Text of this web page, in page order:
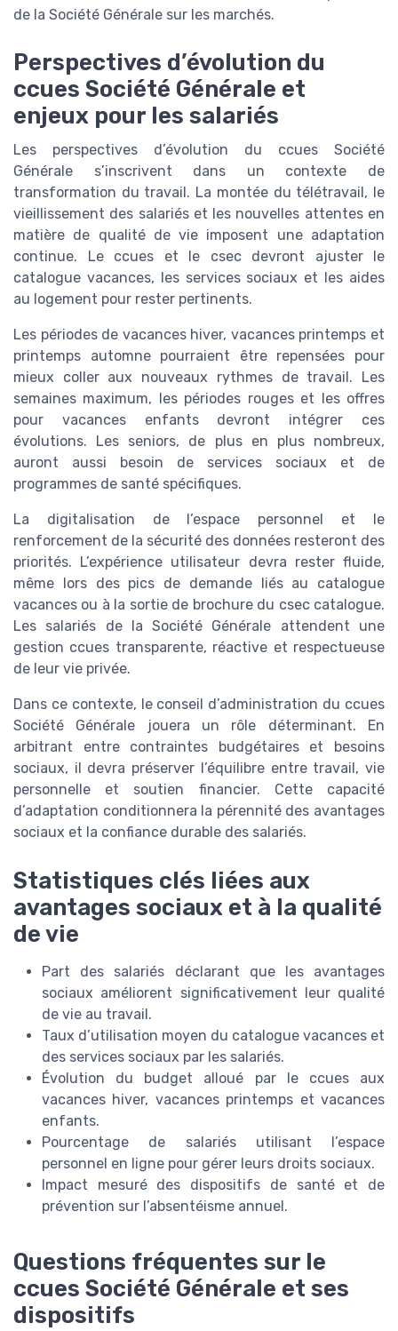
de la Société Générale sur les marchés.
Perspectives d’évolution du
ccues Société Générale et
enjeux pour les salariés
Les perspectives d’évolution du ccues Société
Générale s’inscrivent dans un contexte de
transformation du travail. La montée du télétravail, le
vieillissement des salariés et les nouvelles attentes en
matière de qualité de vie imposent une adaptation
continue. Le ccues et le csec devront ajuster le
catalogue vacances, les services sociaux et les aides
au logement pour rester pertinents.
Les périodes de vacances hiver, vacances printemps et
printemps automne pourraient être repensées pour
mieux coller aux nouveaux rythmes de travail. Les
semaines maximum, les périodes rouges et les offres
pour vacances enfants devront intégrer ces
évolutions. Les seniors, de plus en plus nombreux,
auront aussi besoin de services sociaux et de
programmes de santé spécifiques.
La digitalisation de l’espace personnel et le
renforcement de la sécurité des données resteront des
priorités. L’expérience utilisateur devra rester fluide,
même lors des pics de demande liés au catalogue
vacances ou à la sortie de brochure du csec catalogue.
Les salariés de la Société Générale attendent une
gestion ccues transparente, réactive et respectueuse
de leur vie privée.
Dans ce contexte, le conseil d’administration du ccues
Société Générale jouera un rôle déterminant. En
arbitrant entre contraintes budgétaires et besoins
sociaux, il devra préserver l’équilibre entre travail, vie
personnelle et soutien financier. Cette capacité
d’adaptation conditionnera la pérennité des avantages
sociaux et la confiance durable des salariés.
Statistiques clés liées aux
avantages sociaux et à la qualité
de vie
Part des salariés déclarant que les avantages
sociaux améliorent significativement leur qualité
de vie au travail.
Taux d’utilisation moyen du catalogue vacances et
des services sociaux par les salariés.
Évolution du budget alloué par le ccues aux
vacances hiver, vacances printemps et vacances
enfants.
Pourcentage de salariés utilisant l’espace
personnel en ligne pour gérer leurs droits sociaux.
Impact mesuré des dispositifs de santé et de
prévention sur l’absentéisme annuel.
Questions fréquentes sur le
ccues Société Générale et ses
dispositifs